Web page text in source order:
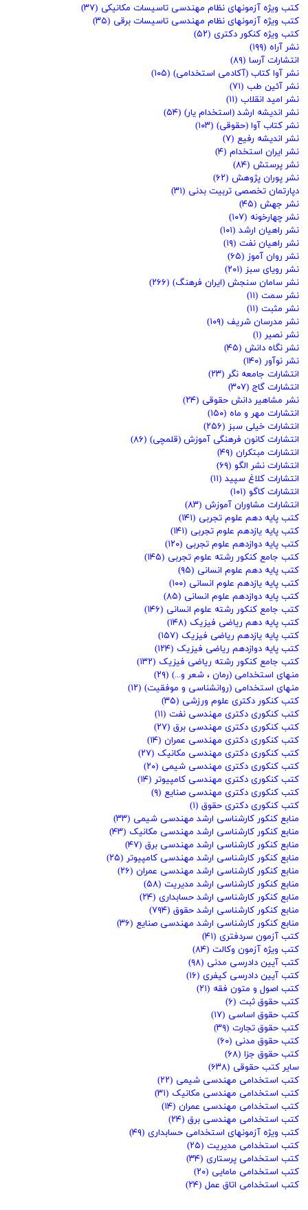
کتب ویژه آزمونهای نظام مهندسی تاسیسات مکانیکی (۳۷)
کتب ویژه آزمونهای نظام مهندسی تاسیسات برقی (۳۵)
کتب ویژه کنکور دکتری (۵۲)
نشر آراه (۱۹۹)
انتشارات آرسا (۸۹)
نشر آوا کتاب (آکادمی استخدامی) (۱۰۵)
نشر آئین طب (۷۱)
نشر امید انقلاب (۱۱)
نشر اندیشه ارشد (استخدام یار) (۵۴)
نشر کتاب آوا (حقوقی) (۱۰۳)
نشر اندیشه رفیع (۷)
نشر ایران استخدام (۴)
نشر پرستش (۸۴)
نشر پوران پژوهش (۶۲)
دپارتمان تخصصی تربیت بدنی (۳۱)
نشر جهش (۴۵)
نشر چهارخونه (۱۰۷)
نشر راهیان ارشد (۱۰۱)
نشر راهیان نفت (۱۹)
نشر روان آموز (۶۵)
نشر رویای سبز (۲۰۱)
نشر سامان سنجش (ایران فرهنگ) (۲۶۶)
نشر سمت (۱۱)
نشر مثبت (۱۱)
نشر مدرسان شریف (۱۰۹)
نشر نصیر (۱)
نشر نگاه دانش (۴۵)
نشر نوآور (۱۴۰)
انتشارات جامعه نگر (۲۳)
انتشارات گاج (۳۰۷)
نشر مشاهیر دانش حقوقی (۲۴)
انتشارات مهر و ماه (۱۵۰)
انتشارات خیلی سبز (۲۵۶)
انتشارات کانون فرهنگی آموزش (قلمچی) (۸۶)
انتشارات مبتکران (۴۹)
انتشارات نشر الگو (۶۹)
انتشارات کلاغ سپید (۱۱)
انتشارات کاگو (۱۰۱)
انتشارات مشاوران آموزش (۸۳)
کتب پایه دهم علوم تجربی (۱۴۱)
کتب پایه یازدهم علوم تجربی (۱۴۱)
کتب پایه دوازدهم علوم تجربی (۱۲۰)
کتب جامع کنکور رشته علوم تجربی (۱۴۵)
کتب پایه دهم علوم انسانی (۹۵)
کتب پایه یازدهم علوم انسانی (۱۰۰)
کتب پایه دوازدهم علوم انسانی (۸۵)
کتب جامع کنکور رشته علوم انسانی (۱۴۶)
کتب پایه دهم ریاضی فیزیک (۱۴۸)
کتب پایه یازدهم ریاضی فیزیک (۱۵۷)
کتب پایه دوازدهم ریاضی فیزیک (۱۲۴)
کتب جامع کنکور رشته ریاضی فیزیک (۱۳۲)
منهای استخدامی (رمان ، شعر و...) (۲۹)
منهای استخدامی (روانشناسی و موفقیت) (۱۲)
کتب کنکور دکتری علوم ورزشی (۳۵)
کتب کنکوری دکتری مهندسی نفت (۱۱)
کتب کنکوری دکتری مهندسی برق (۲۷)
کتب کنکوری دکتری مهندسی عمران (۱۴)
کتب کنکوری دکتری مهندسی مکانیک (۲۷)
کتب کنکوری دکتری مهندسی شیمی (۲۰)
کتب کنکوری دکتری مهندسی کامپیوتر (۱۴)
کتب کنکوری دکتری مهندسی صنایع (۹)
کتب کنکوری دکتری حقوق (۱)
منابع کنکور کارشناسی ارشد مهندسی شیمی (۳۳)
منابع کنکور کارشناسی ارشد مهندسی مکانیک (۴۳)
منابع کنکور کارشناسی ارشد مهندسی برق (۴۷)
منابع کنکور کارشناسی ارشد مهندسی کامپیوتر (۲۵)
منابع کنکور کارشناسی ارشد مهندسی عمران (۲۶)
منابع کنکور کارشناسی ارشد مدیریت (۵۸)
منابع کنکور کارشناسی ارشد حسابداری (۲۴)
منابع کنکور کارشناسی ارشد حقوق (۷۹۴)
منابع کنکور کارشناسی ارشد مهندسی صنایع (۳۶)
کتب آزمون سردفتری (۴۱)
کتب ویژه آزمون وکالت (۸۴)
کتب آیین دادرسی مدنی (۹۸)
کتب آیین دادرسی کیفری (۱۶)
کتب اصول و متون فقه (۲۱)
کتب حقوق ثبت (۶)
کتب حقوق اساسی (۱۷)
کتب حقوق تجارت (۳۹)
کتب حقوق مدنی (۶۰)
کتب حقوق جزا (۶۸)
سایر کتب حقوقی (۶۳۸)
کتب استخدامی مهندسی شیمی (۲۲)
کتب استخدامی مهندسی مکانیک (۳۱)
کتب استخدامی مهندسی عمران (۱۴)
کتب استخدامی مهندسی برق (۲۴)
کتب ویژه آزمونهای استخدامی حسابداری (۴۹)
کتب استخدامی مدیریت (۲۵)
کتب استخدامی پرستاری (۳۴)
کتب استخدامی مامایی (۲۰)
کتب استخدامی اتاق عمل (۲۴)